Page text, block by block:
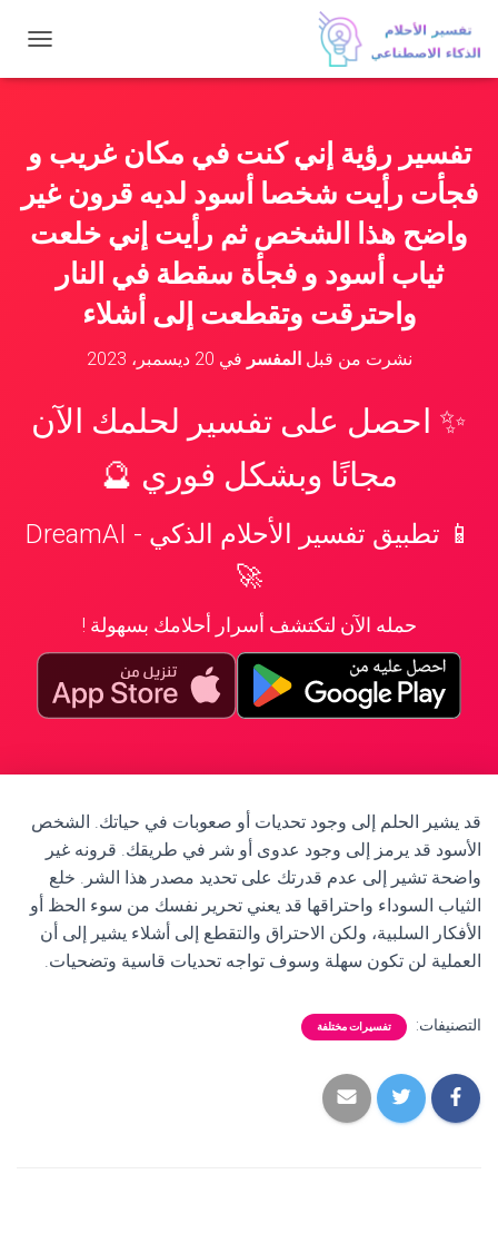
ب
ا
ت
ق
تفسير رؤية إني كنت في مكان غريب و
فجأت رأيت شخصا أسود لديه قرون غير
واضح هذا الشخص ثم رأيت إني خلعت
ثياب أسود و فجأة سقطة في النار
واحترقت وتقطعت إلى أشلاء
نشرت من قبلالمفسر في 20 ديسمبر، 2023
✨ احصل على تفسير لحلمك الآن
مجانًا وبشكل فوري 🔮
📱 تطبيق تفسير الأحلام الذكي - DreamAI
🚀
حمله الآن لتكتشف أسرار أحلامك بسهولة !
قد يشير الحلم إلى وجود تحديات أو صعوبات في حياتك. الشخص
الأسود قد يرمز إلى وجود عدوى أو شر في طريقك. قرونه غير
واضحة تشير إلى عدم قدرتك على تحديد مصدر هذا الشر. خلع
الثياب السوداء واحتراقها قد يعني تحرير نفسك من سوء الحظ أو
الأفكار السلبية، ولكن الاحتراق والتقطع إلى أشلاء يشير إلى أن
العملية لن تكون سهلة وسوف تواجه تحديات قاسية وتضحيات.
التصنيفات: تفسيرات مختلفة